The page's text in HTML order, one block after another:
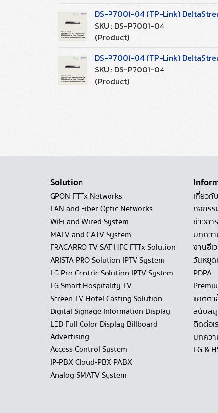
DS-P7001-04 (TP-Link)
SKU : DS-P7001-04
(Product)
DS-P7001-04 (TP-Link)
SKU : DS-P7001-04
(Product)
Solution
GPON FTTx Networks
LAN and Fiber Optic Networks
WiFi and Wired System
MATV and CATV System
FRACARRO TV SAT HFC FTTx Solution
ARISTA PRO Solution IPTV System
LG Pro Centric Solution IPTV System
LG Smart Hospitality TV
Screen TV Hotel Casting Solution
Digital Signage Information Display
LED Full Color Display Billboard
Advertising
Access Control System
IP-PBX Cloud-PBX PABX
Analog SMATV System
เกี่ยวกั
กิจกร
ข่าวสาร
บทคว
งานอีเ
วันหยุ
PDPA
แคตต
สนับส
ติดต่อเ
บทควา
LG &